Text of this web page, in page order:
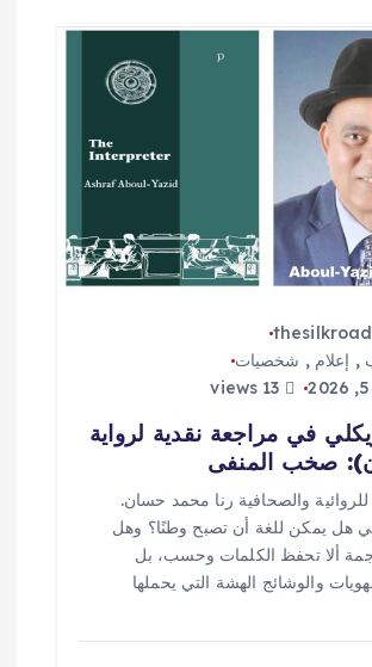
, إعلام , شخصيات
في مراجعة نقدية لرواية
صخب المنفى
للروائية والصحافية رنا محمد حسان.
هل يمكن للغة أن تصبح وطنًا؟ وهل
ألا تحفظ الكلمات وحسب، بل
والوشائج الهشة التي يحملها